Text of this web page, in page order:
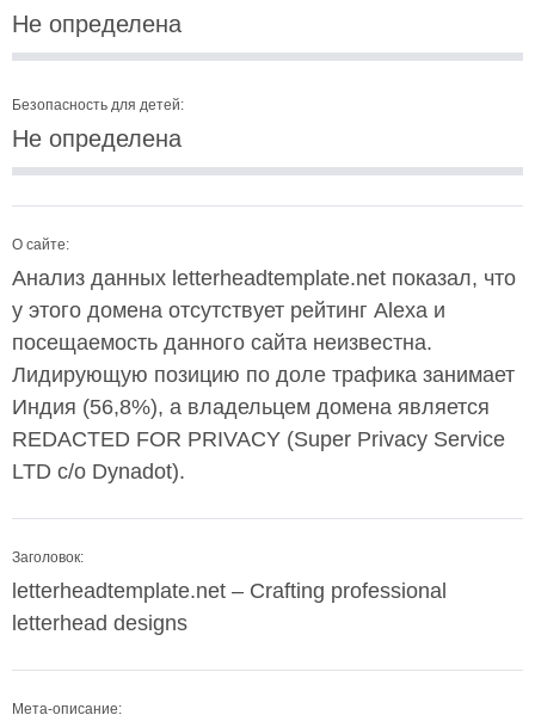
Не определена
Безопасность для детей:
Не определена
О сайте:
Анализ данных letterheadtemplate.net показал, что
у этого домена отсутствует рейтинг Alexa и
посещаемость данного сайта неизвестна.
Лидирующую позицию по доле трафика занимает
Индия (56,8%), а владельцем домена является
REDACTED FOR PRIVACY (Super Privacy Service
LTD c/o Dynadot).
Заголовок:
letterheadtemplate.net – Crafting professional
letterhead designs
Мета-описание: